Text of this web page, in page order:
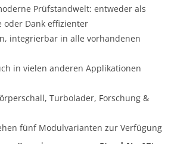
Prüfstandwelt: entweder als
oder Dank effizienter
integrierbar in alle vorhandenen
in vielen anderen Applikationen
Turbolader, Forschung &
fünf Modulvarianten zur Verfügung